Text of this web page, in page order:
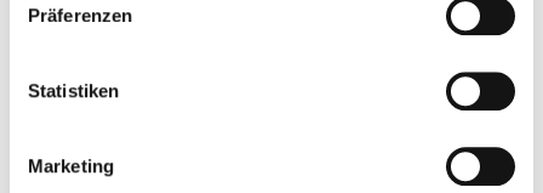
Präferenzen
Statistiken
Marketing